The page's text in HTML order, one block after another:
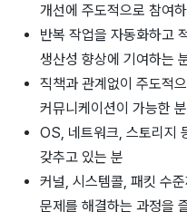
개선에 주도적으로 참여
반복 작업을 자동화하고
생산성 향상에 기여하는
직책과 관계없이 주도적
커뮤니케이션이 가능한 분
OS, 네트워크, 스토리지
갖추고 있는 분
커널, 시스템콜, 패킷 수
문제를 해결하는 과정을